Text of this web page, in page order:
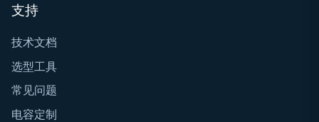
支持
技术文档
选型工具
常见问题
电容定制